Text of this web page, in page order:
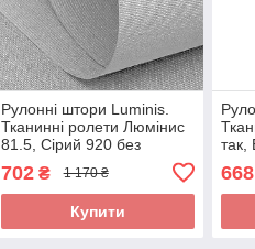
Рулонні штори Luminis.
Тканинні ролети Люмінис
81.5, Сірий 920 без
702₴ 1 170 ₴
Купити
так,
668